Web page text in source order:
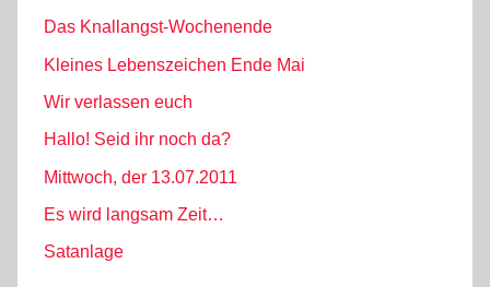
Das Knallangst-Wochenende
Kleines Lebenszeichen Ende Mai
Wir verlassen euch
Hallo! Seid ihr noch da?
Mittwoch, der 13.07.2011
Es wird langsam Zeit…
Satanlage